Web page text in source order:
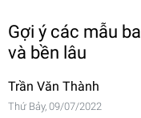
Gợi ý các mẫu
và bền lâu
Trần Văn Thành
Thứ Bảy, 09/07/2022